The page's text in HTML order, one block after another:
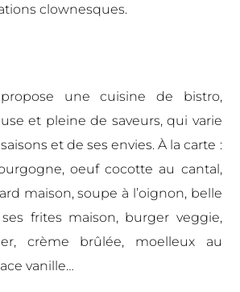
clownesques.
une cuisine de bistro,
et pleine de saveurs, qui varie
et de ses envies. À la carte :
oeuf cocotte au cantal,
maison, soupe à l’oignon, belle
frites maison, burger veggie,
crème brûlée, moelleux au
vanille…